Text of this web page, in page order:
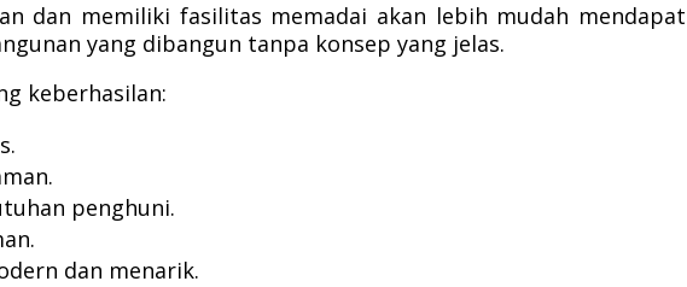
dan memiliki fasilitas memadai akan lebih mudah
yang dibangun tanpa konsep yang jelas.
keberhasilan:
penghuni.
dan menarik.